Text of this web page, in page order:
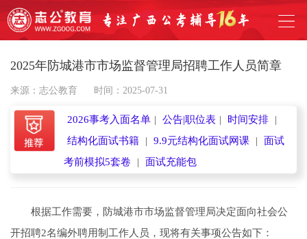
2025年防城港市市场监督管理局招聘工作人员简章
来源：志公教育 时间：2025-07-31
2026事考入面名单 | 公告|职位表 | 时间安排
|
结构化面试书籍
| 9.9元结构化面试网课 |
面试
考前模拟5套卷
| 面试充能包
根据工作需要，防城港市市场监督管理局决定面向社会公
开招聘2名编外聘用制工作人员，现将有关事项公告如下：